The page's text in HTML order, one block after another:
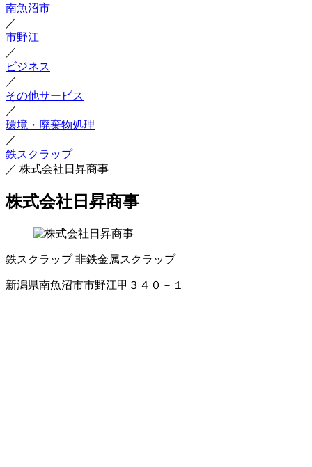
南魚沼市
／
市野江
／
ビジネス
／
その他サービス
／
環境・廃棄物処理
／
鉄スクラップ
／ 株式会社日昇商事
株式会社日昇商事
鉄スクラップ 非鉄金属スクラップ
新潟県南魚沼市市野江甲３４０－１